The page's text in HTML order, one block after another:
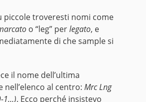
piccole troveresti nomi come
o “leg” perlegato, e
di che sample si
il nome dell’ultima
nell’elenco al centro: Mrc Lng
1…). Ecco perché insistevo